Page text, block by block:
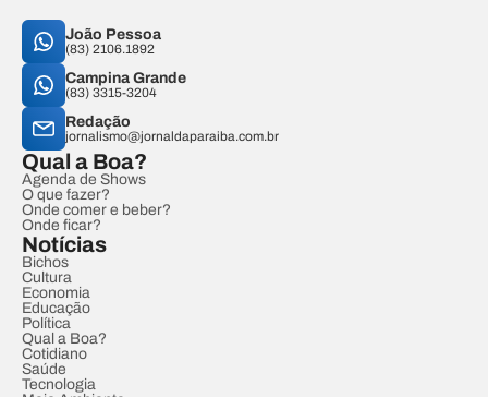
João Pessoa
(83) 2106.1892
Campina Grande
(83) 3315-3204
Redação
jornalismo@jornaldaparaiba.com.br
Qual a Boa?
Agenda de Shows
O que fazer?
Onde comer e beber?
Onde ficar?
Notícias
Bichos
Cultura
Economia
Educação
Política
Qual a Boa?
Cotidiano
Saúde
Tecnologia